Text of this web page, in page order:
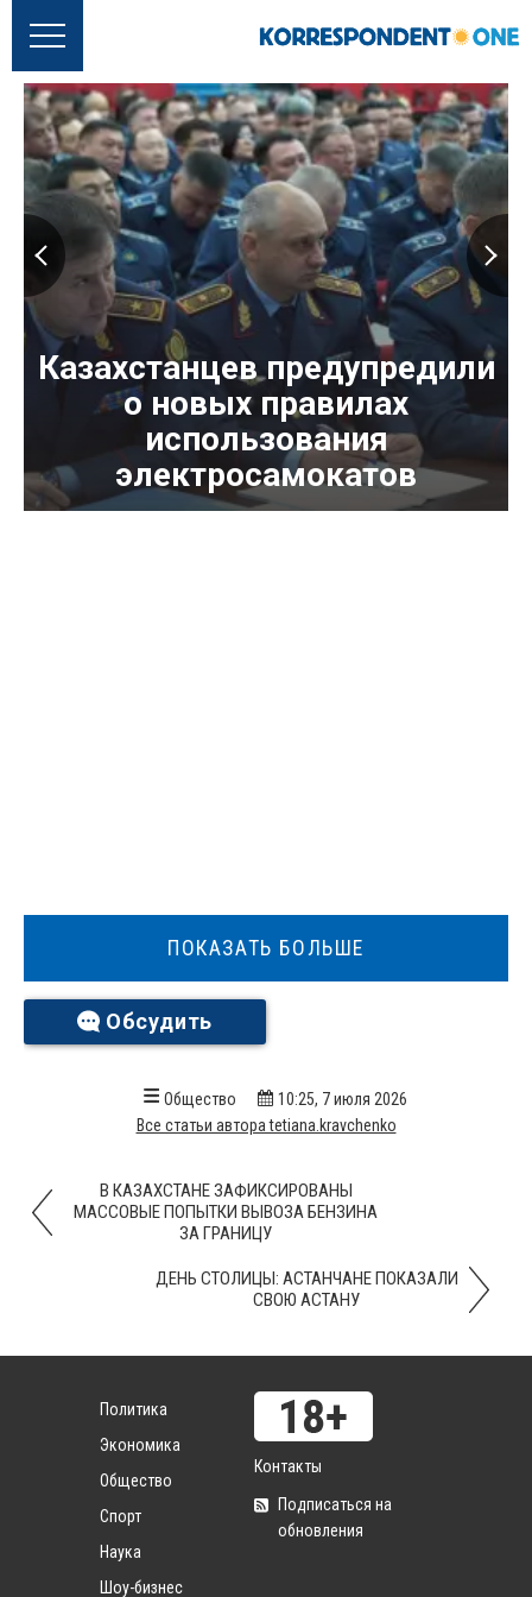
Казахстанцев предупредили
о новых правилах
использования
электросамокатов
ПОКАЗАТЬ БОЛЬШЕ
Обсудить
Общество
10:25, 7 июля 2026
Все статьи автора tetiana.kravchenko
В КАЗАХСТАНЕ ЗАФИКСИРОВАНЫ
МАССОВЫЕ ПОПЫТКИ ВЫВОЗА БЕНЗИНА
ЗА ГРАНИЦУ
ДЕНЬ СТОЛИЦЫ: АСТАНЧАНЕ ПОКАЗАЛИ
СВОЮ АСТАНУ
Политика
Экономика
Общество
Спорт
Наука
Шоу-бизнес
Контакты
Подписаться на
обновления